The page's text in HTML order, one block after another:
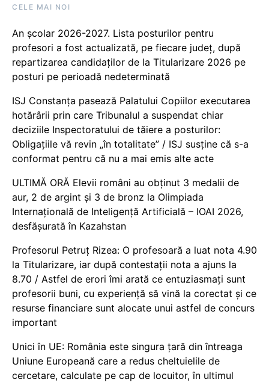
CELE MAI NOI
An școlar 2026-2027. Lista posturilor pentru
profesori a fost actualizată, pe fiecare județ, după
repartizarea candidaților de la Titularizare 2026 pe
posturi pe perioadă nedeterminată
ISJ Constanța pasează Palatului Copiilor executarea
hotărârii prin care Tribunalul a suspendat chiar
deciziile Inspectoratului de tăiere a posturilor:
Obligațiile vă revin „în totalitate” / ISJ susține că s-a
conformat pentru că nu a mai emis alte acte
ULTIMĂ ORĂ Elevii români au obținut 3 medalii de
aur, 2 de argint și 3 de bronz la Olimpiada
Internațională de Inteligență Artificială – IOAI 2026,
desfășurată în Kazahstan
Profesorul Petruț Rizea: O profesoară a luat nota 4.90
la Titularizare, iar după contestații nota a ajuns la
8.70 / Astfel de erori îmi arată ce entuziasmați sunt
profesorii buni, cu experiență să vină la corectat și ce
resurse financiare sunt alocate unui astfel de concurs
important
Unici în UE: România este singura țară din întreaga
Uniune Europeană care a redus cheltuielile de
cercetare, calculate pe cap de locuitor, în ultimul